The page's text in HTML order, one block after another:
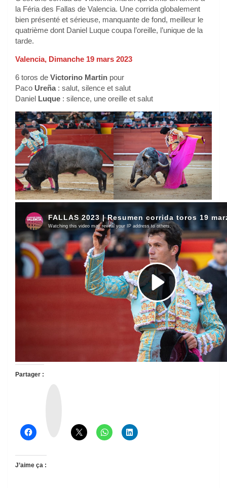
la Féria des Fallas de Valencia. Une corrida globalement
bien présenté et sérieuse, manquante de fond, meilleur le
quatrième dont Daniel Luque coupa l’oreille, l’unique de la
tarde.
Valencia, Dimanche 19 mars 2023
6 toros de Victorino Martin pour
Paco Ureña : salut, silence et salut
Daniel Luque : silence, une oreille et salut
Partager :
J’aime ça :